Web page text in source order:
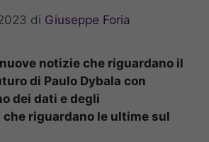
di Giuseppe Foria
notizie che riguardano il
di Paulo Dybala con
dei dati e degli
riguardano le ultime sul